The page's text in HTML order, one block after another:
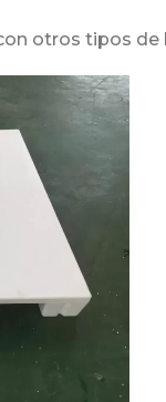
otros tipos de